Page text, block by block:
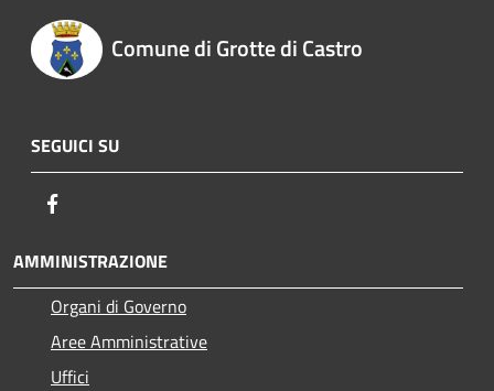
Comune di Grotte di Castro
SEGUICI SU
AMMINISTRAZIONE
Organi di Governo
Aree Amministrative
Uffici